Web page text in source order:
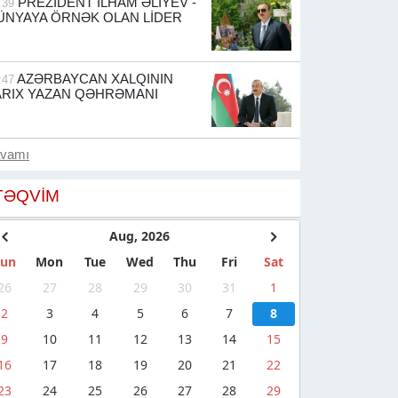
ÖRNƏK OLAN LİDER
AZƏRBAYCAN XALQININ
YAZAN QƏHRƏMANI
Aug, 2026
Mon Tue Wed Thu Fri
Sat
27 28 29 30 31
1
2
3 4 5 6 7
8
9
10 11 12 13 14
15
17 18 19 20 21
22
24 25 26 27 28 29